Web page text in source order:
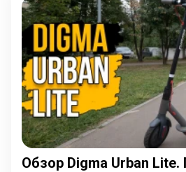
Обзор Digma Urban Lite.